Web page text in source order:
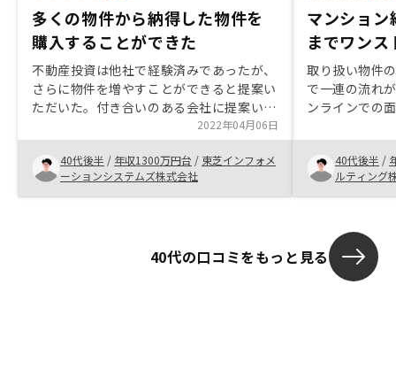
多くの物件から納得した物件を
購入することができた
不動産投資は他社で経験済みであったが、
さらに物件を増やすことができると提案い
ただいた。付き合いのある会社に提案いた
だくことも可能であったが、物件の選択数
の多さや、アプリでの管理、物件購入後の
サポート体制がしっかりしている点などか
ら、RENOSYで購入することを決めた。今
のところ特になし。
2022年04月06日
40代後半 / 年収1300万円台 / 東芝インフォメ
ーションシステムズ株式会社
マンション
までワンス
取り扱い物件
で一連の流れ
ンラインでの
そのため、オ
するのが魅力
行う必要があ
件をスクリー
40代後半 /
ルティング
40代の口コミをもっと見る